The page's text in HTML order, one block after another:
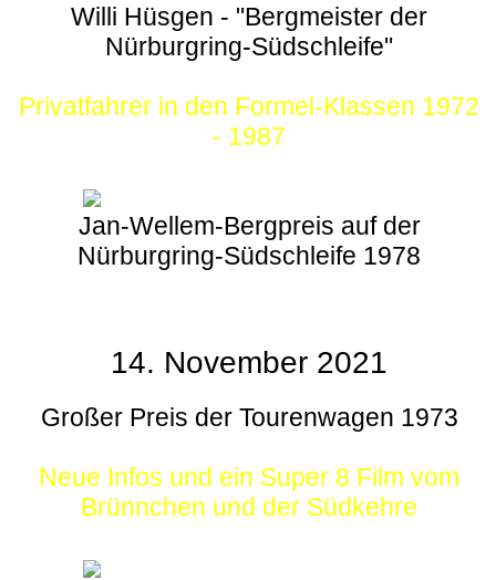
Willi Hüsgen - "Bergmeister der
Nürburgring-Südschleife"
Privatfahrer in den Formel-Klassen 1972
- 1987
Jan-Wellem-Bergpreis auf der
Nürburgring-Südschleife 1978
14. November 2021
Großer Preis der Tourenwagen 1973
Neue Infos und ein Super 8 Film vom
Brünnchen und der Südkehre